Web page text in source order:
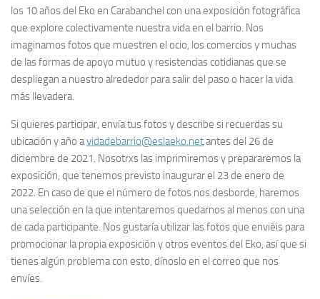
los 10 años del Eko en Carabanchel con una exposición fotográfica
que explore colectivamente nuestra vida en el barrio. Nos
imaginamos fotos que muestren el ocio, los comercios y muchas
de las formas de apoyo mutuo y resistencias cotidianas que se
despliegan a nuestro alrededor para salir del paso o hacer la vida
más llevadera.
Si quieres participar, envía tus fotos y describe si recuerdas su
ubicación y año avidadebarrio@eslaeko.netantes del 26 de
diciembre de 2021. Nosotrxs las imprimiremos y prepararemos la
exposición, que tenemos previsto inaugurar el 23 de enero de
2022. En caso de que el número de fotos nos desborde, haremos
una selección en la que intentaremos quedarnos al menos con una
de cada participante. Nos gustaría utilizar las fotos que enviéis para
promocionar la propia exposición y otros eventos del Eko, así que si
tienes algún problema con esto, dínoslo en el correo que nos
envíes.